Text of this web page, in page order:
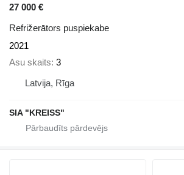
27 000 €
Refrižerātors puspiekabe
2021
Asu skaits 3
Latvija, Rīga
SIA "KREISS"